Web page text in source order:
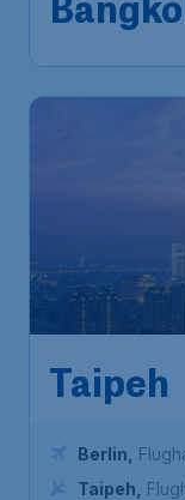
Taipeh
Berlin
Brandenburg
Taipeh